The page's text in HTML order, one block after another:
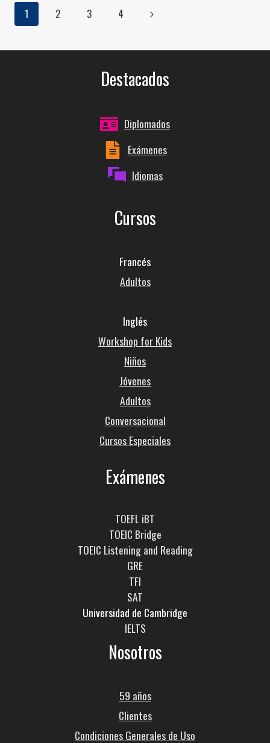
Navegación
de
1 2 3 4
Siguiente
Destacados
Diplomados
Exámenes
Idiomas
Cursos
Francés
Adultos
Inglés
Workshop for Kids
Niños
Jóvenes
Adultos
Conversacional
Cursos Especiales
Exámenes
TOEFL iBT
TOEIC Bridge
TOEIC Listening and Reading
GRE
TFI
SAT
Universidad de Cambridge
IELTS
Nosotros
59 años
Clientes
Condiciones Generales de Uso